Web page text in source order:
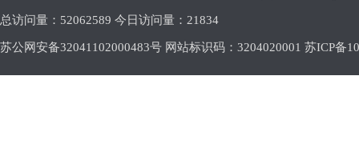
总访问量： 52062589 今日访问量： 21834
苏公网安备32041102000483号 网站标识码：3204020001 苏ICP备